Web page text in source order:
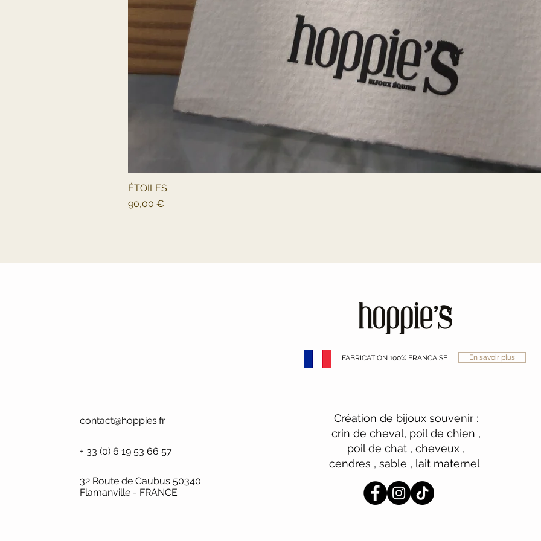
ÉTOILES
Prix
90,00 €
FABRICATION 100% FRANCAISE En savoir plus
contact@hoppies.fr
+ 33 (0) 6 19 53 66 57
32 Route de Caubus 50340
Flamanville - FRANCE
Création de bijoux souvenir :
crin de cheval, poil de chien ,
poil de chat , cheveux ,
cendres , sable , lait maternel